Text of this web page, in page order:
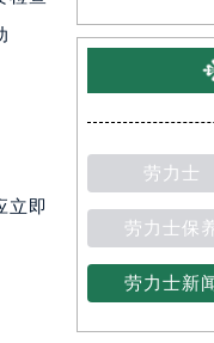
立即
劳力士
劳力士保
劳力士新